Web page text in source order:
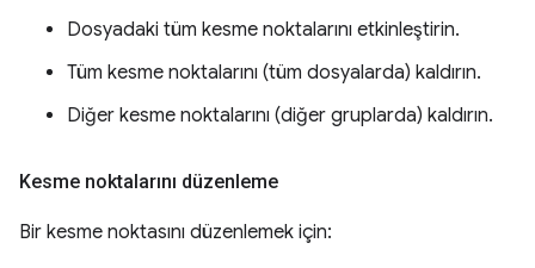
Dosyadaki tüm kesme noktalarını etkinleştirin.
Tüm kesme noktalarını (tüm dosyalarda) kaldırın.
Diğer kesme noktalarını (diğer gruplarda) kaldırın.
Kesme noktalarını düzenleme
Bir kesme noktasını düzenlemek için: